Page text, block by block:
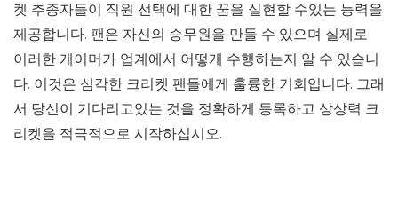
켓 추종자들이 직원 선택에 대한 꿈을 실현할 수있는 능력을
제공합니다. 팬은 자신의 승무원을 만들 수 있으며 실제로
이러한 게이머가 업계에서 어떻게 수행하는지 알 수 있습니
다. 이것은 심각한 크리켓 팬들에게 훌륭한 기회입니다. 그래
서 당신이 기다리고있는 것을 정확하게 등록하고 상상력 크
리켓을 적극적으로 시작하십시오.